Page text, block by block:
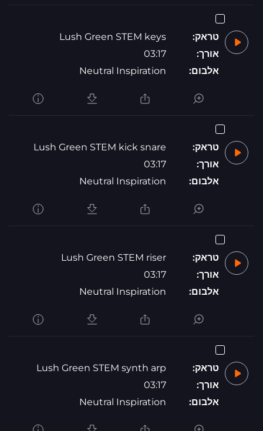
טראק:
Lush Green STEM keys
אורך:
03:17
אלבום:
Neutral Inspiration
טראק:
Lush Green STEM kick snare
אורך:
03:17
אלבום:
Neutral Inspiration
טראק:
Lush Green STEM riser
אורך:
03:17
אלבום:
Neutral Inspiration
טראק:
Lush Green STEM synth arp
אורך:
03:17
אלבום:
Neutral Inspiration